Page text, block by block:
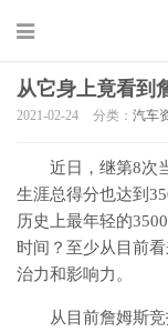
从它身上竟看到
2021-02-24 分类： 汽车
近日，继第8次
生涯总得分也达到
历史上最年轻的
时间？至少从目前
治力和影响力。
从目前詹姆斯